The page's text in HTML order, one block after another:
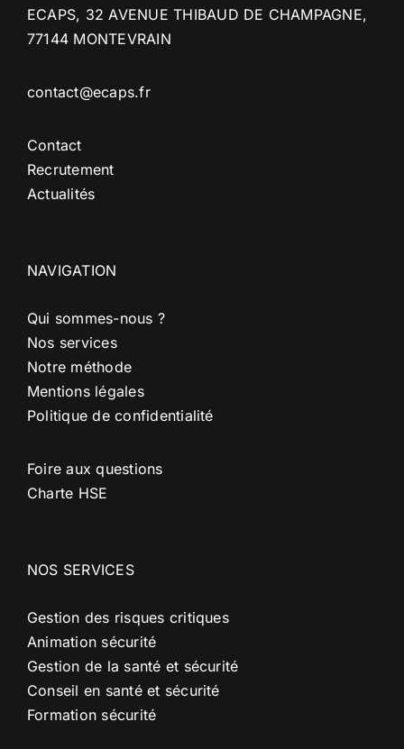
ECAPS, 32 AVENUE THIBAUD DE CHAMPAGNE,
77144 MONTEVRAIN
contact@ecaps.fr
Contact
Recrutement
Actualités
NAVIGATION
Qui sommes-nous ?
Nos services
Notre méthode
Mentions légales
Politique de confidentialité
Foire aux questions
Charte HSE
NOS SERVICES
Gestion des risques critiques
Animation sécurité
Gestion de la santé et sécurité
Conseil en santé et sécurité
Formation sécurité